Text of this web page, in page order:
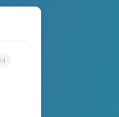
H